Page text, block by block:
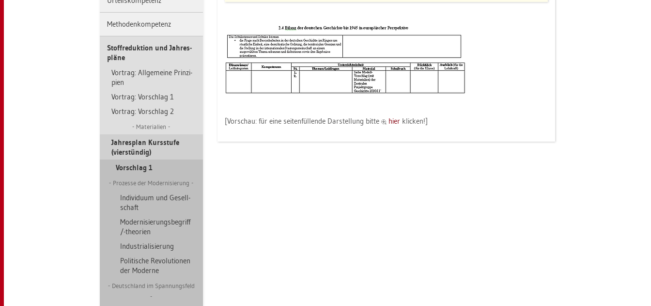
Me­tho­den­kom­pe­tenz
Stoff­re­duk­ti­on und Jah­res­
plä­ne
Vor­trag: All­ge­mei­ne Prin­zi­
pi­en
Vor­trag: Vor­schlag 1
Vor­trag: Vor­schlag 2
Ma­te­ria­li­en
Jah­res­plan Kurs­stu­fe
(vier­stün­dig)
Vor­schlag 1
Pro­zes­se der Mo­der­ni­sie­rung
In­di­vi­du­um und Ge­sell­
schaft
Mo­der­ni­sie­rungs­be­griff
/-theo­ri­en
In­dus­tria­li­sie­rung
Po­li­ti­sche Re­vo­lu­tio­nen
der Mo­der­ne
Deutsch­land im Span­nungs­feld
[Vor­schau: für eine sei­ten­fül­len­de Dar­stel­lung bitte hier kli­cken!]